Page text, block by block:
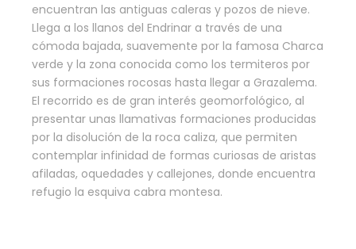
encuentran las antiguas caleras y pozos de nieve.
Llega a los llanos del Endrinar a través de una
cómoda bajada, suavemente por la famosa Charca
verde y la zona conocida como los termiteros por
sus formaciones rocosas hasta llegar a Grazalema.
El recorrido es de gran interés geomorfológico, al
presentar unas llamativas formaciones producidas
por la disolución de la roca caliza, que permiten
contemplar infinidad de formas curiosas de aristas
afiladas, oquedades y callejones, donde encuentra
refugio la esquiva cabra montesa.